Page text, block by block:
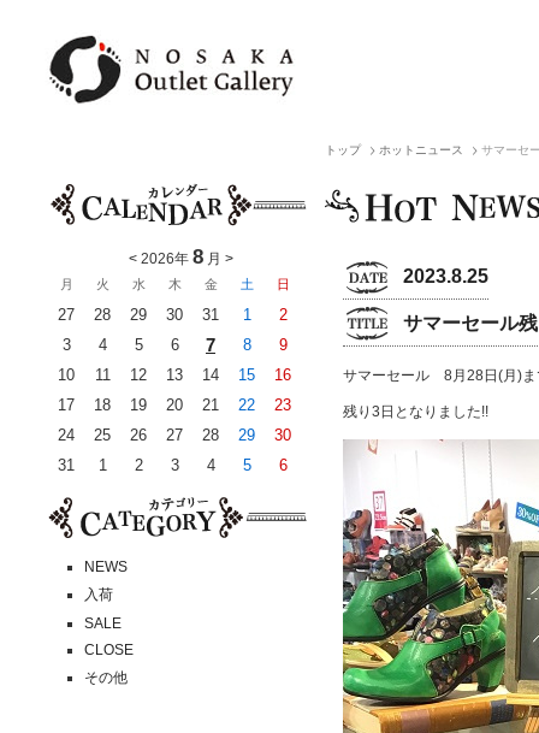
トップ ホットニュース サマーセ
2023.8.25
サマーセール
サマーセール 8月28日(月)ま
残り3日となりました!!
<2026年 8月 >
月 火 水 木 金 土 日
27 28 29 30 31 1
2
3
4 5 6 7 8
9
10
11 12 13 14 15
16
17
18 19 20 21 22
23
24
25 26 27 28 29
30
31
1 2 3 4 5 6
NEWS
入荷
SALE
CLOSE
その他